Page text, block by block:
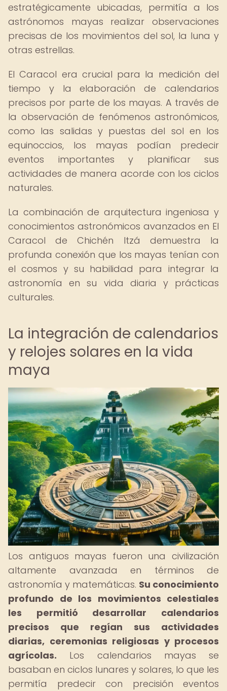
estratégicamente ubicadas, permitía a los
astrónomos mayas realizar observaciones
precisas de los movimientos del sol, la luna y
otras estrellas.
El Caracol era crucial para la medición del
tiempo y la elaboración de calendarios
precisos por parte de los mayas. A través de
la observación de fenómenos astronómicos,
como las salidas y puestas del sol en los
equinoccios, los mayas podían predecir
eventos importantes y planificar sus
actividades de manera acorde con los ciclos
naturales.
La combinación de arquitectura ingeniosa y
conocimientos astronómicos avanzados en El
Caracol de Chichén Itzá demuestra la
profunda conexión que los mayas tenían con
el cosmos y su habilidad para integrar la
astronomía en su vida diaria y prácticas
culturales.
La integración de calendarios
y relojes solares en la vida
maya
Los antiguos mayas fueron una civilización
altamente avanzada en términos de
astronomía y matemáticas. Su conocimiento
profundo de los movimientos celestiales
les permitió desarrollar calendarios
precisos que regían sus actividades
diarias, ceremonias religiosas y procesos
agrícolas. Los calendarios mayas se
basaban en ciclos lunares y solares, lo que les
permitía predecir con precisión eventos